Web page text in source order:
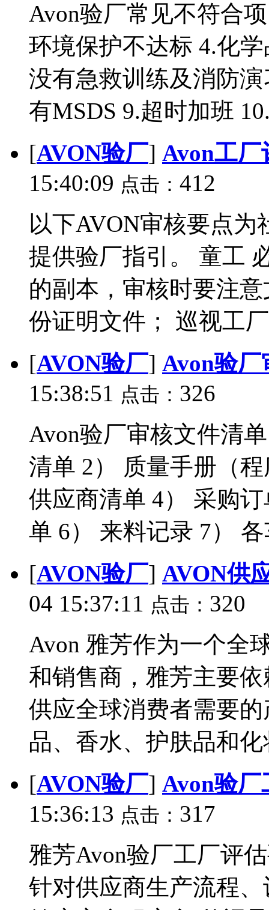
Avon验厂常见不符合
环境保护不达标 4.化
没有急救训练及消防演
有MSDS 9.超时加班
[AVON验厂] Avon工厂
15:40:09 点击： 412
以下AVON审核要点
提供验厂指引。 童工
的副本，审核时要注
份证明文件； 巡视工
[AVON验厂] Avon验厂
15:38:51 点击： 326
Avon验厂审核文件清
清单 2） 质量手册（
供应商清单 4） 采购
单 6） 来料记录 7）
[AVON验厂] AVON供
04 15:37:11 点击： 320
Avon 雅芳作为一个全
和销售商，雅芳主要
供应全球消费者需要
品、香水、护肤品和
[AVON验厂] Avon验厂
15:36:13 点击： 317
雅芳Avon验厂工厂评
针对供应商生产流程